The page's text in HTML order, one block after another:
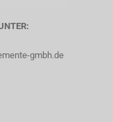
gmbh.de